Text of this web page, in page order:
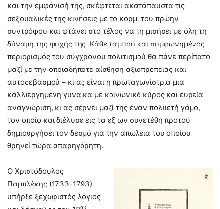
και την εμφάνισή της, σκέφτεται ακατάπαυστα τις
σεξουαλικές της κινήσεις με το κορμί του πρώην
συντρόφου και φτάνει στο τέλος να τη μισήσει με όλη τη
δύναμη της ψυχής της. Κάθε ταμπού και συμφωνημένος
περιορισμός του σύγχρονου πολιτισμού θα πάνε περίπατο
μαζί με την οποιαδήποτε αίσθηση αξιοπρέπειας και
αυτοσεβασμού – κι ας είναι η πρωταγωνίστρια μια
καλλιεργημένη γυναίκα με κοινωνικό κύρος και ευρεία
αναγνώριση, κι ας σέρνει μαζί της έναν πολυετή γάμο,
τον οποίο και διέλυσε εις τα εξ ων συνετέθη προτού
δημιουργήσει τον δεσμό για την απώλεια του οποίου
θρηνεί τώρα απαρηγόρητη.
Ο Χριστόδουλος
Παμπλέκης (1733-1793)
υπήρξε ξεχωριστός λόγιος
ου